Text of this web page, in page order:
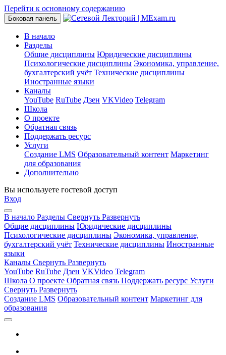
Перейти к основному содержанию
Боковая панель
В начало
Разделы
Общие дисциплины Юридические дисциплины
Психологические дисциплины Экономика, управление,
бухгалтерский учёт Технические дисциплины
Иностранные языки
Каналы
YouTube RuTube Дзен VKVideo Telegram
Школа
О проекте
Обратная связь
Поддержать ресурс
Услуги
Создание LMS Образовательный контент Маркетинг
для образования
Дополнительно
Вы используете гостевой доступ
Вход
В начало Разделы Свернуть Развернуть
Общие дисциплины Юридические дисциплины
Психологические дисциплины Экономика, управление,
бухгалтерский учёт Технические дисциплины Иностранные
языки
Каналы Свернуть Развернуть
YouTube RuTube Дзен VKVideo Telegram
Школа О проекте Обратная связь Поддержать ресурс Услуги
Свернуть Развернуть
Создание LMS Образовательный контент Маркетинг для
образования